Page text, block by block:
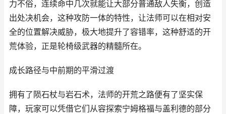
力不俗，连续命中几次就能让大部分普通敌人失衡，创造
出处决机会，这种攻防一体的特性，让法师可以在相对安
全的位置解决威胁，极大地提升了容错率，这种舒适的开
荒体验，正是轮椅级武器的精髓所在。
成长路径与中前期的平滑过渡
拥有了陨石杖与岩石术，法师的开荒之路便有了坚实保
障，玩家可以凭借它们从容探索宁姆格福与盖利德的部分